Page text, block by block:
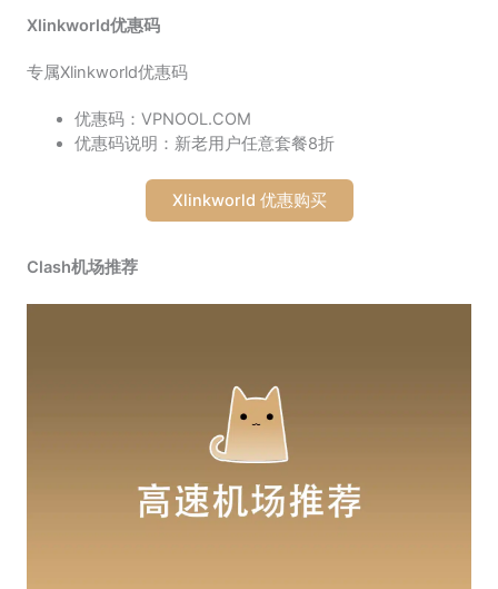
Xlinkworld优惠码
专属Xlinkworld优惠码
优惠码：VPNOOL.COM
优惠码说明：新老用户任意套餐8折
Xlinkworld 优惠购买
Clash机场推荐